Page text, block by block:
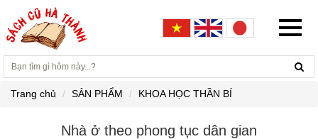
Trang chủ SẢN PHẨM KHOA HỌC THẦN BÍ
Nhà ở theo phong tục dân gian